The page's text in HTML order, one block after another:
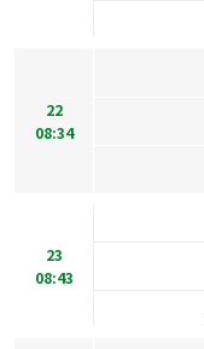
22
08:34
23
08:43